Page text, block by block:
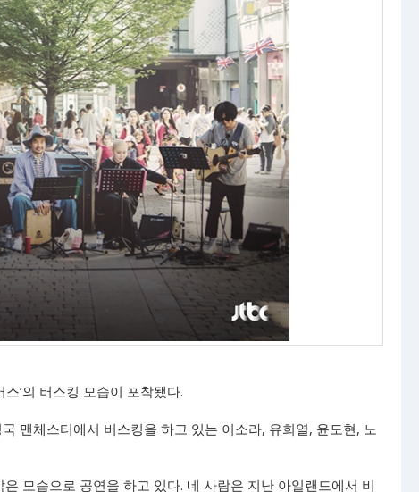
’의 버스킹 모습이 포착됐다.
맨체스터에서 버스킹을 하고 있는 이소라, 유희열, 윤도현, 노
모습으로 공연을 하고 있다. 네 사람은 지난 아일랜드에서 비